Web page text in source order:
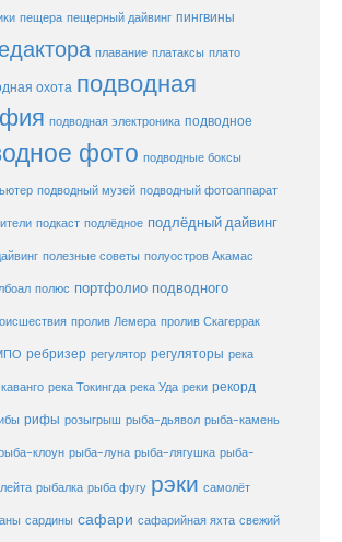
пещера пещерный дайвинг пингвины
плавание платаксы плато
охота подводная
подводная электроника подводное
фото подводные боксы
подводный музей подводный фотоаппарат
подкаст подлёдное подлёдный дайвинг
полезные советы полуостров Акамас
полюс портфолио подводного
пролив Лемера пролив Скагеррак
ребризер регулятор регуляторы река
река Токингда река Уда реки рекорд
рифы розыгрыш рыба-дьявол рыба-камень
клоун рыба-луна рыба-лягушка рыба-
рыбалка рыба фугу рэки самолёт
сардины сафари сафарийная яхта свежий